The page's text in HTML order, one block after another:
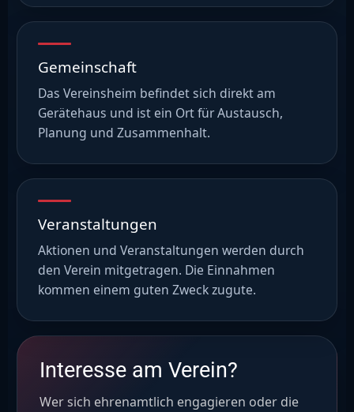
Gemeinschaft
Das Vereinsheim befindet sich direkt am
Gerätehaus und ist ein Ort für Austausch,
Planung und Zusammenhalt.
Veranstaltungen
Aktionen und Veranstaltungen werden durch
den Verein mitgetragen. Die Einnahmen
kommen einem guten Zweck zugute.
Interesse am Verein?
Wer sich ehrenamtlich engagieren oder die